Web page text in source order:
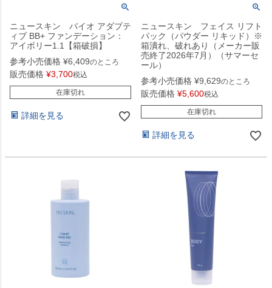
ニュースキン バイオ アダプテ
ィブ BB+ ファンデーション：
アイボリー1.1【箱破損】
参考小売価格 ¥6,409のところ
販売価格 ¥3,700税込
在庫切れ
詳細を見る
ニュースキン フェイス リフト
パック（パウダー リキッド）※
箱潰れ、破れあり（メーカー販
売終了2026年7月）（サマーセ
ール）
参考小売価格 ¥9,629のところ
販売価格 ¥5,600税込
在庫切れ
詳細を見る